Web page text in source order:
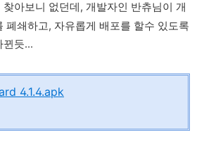
찾아보니 없던데, 개발자인 반츄님이 개
폐쇄하고, 자유롭게 배포를 할수 있도록
뀐듯...
4.1.4.apk